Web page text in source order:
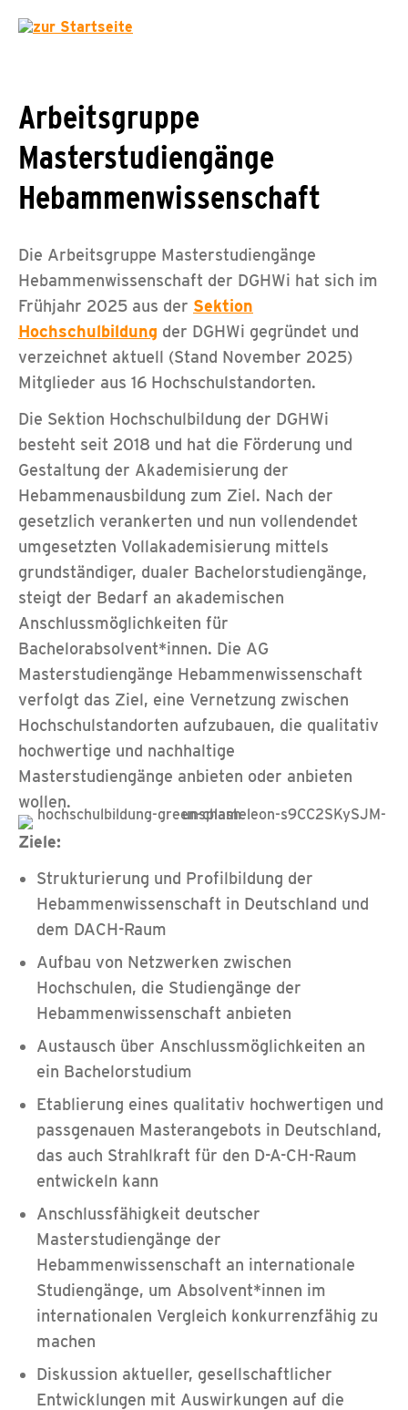
Arbeitsgruppe
Masterstudiengänge
Hebammenwissenschaft
Die Arbeitsgruppe Masterstudiengänge
Hebammenwissenschaft der DGHWi hat sich im
Frühjahr 2025 aus der Sektion
Hochschulbildung der DGHWi gegründet und
verzeichnet aktuell (Stand November 2025)
Mitglieder aus 16 Hochschulstandorten.
Die Sektion Hochschulbildung der DGHWi
besteht seit 2018 und hat die Förderung und
Gestaltung der Akademisierung der
Hebammenausbildung zum Ziel. Nach der
gesetzlich verankerten und nun vollendendet
umgesetzten Vollakademisierung mittels
grundständiger, dualer Bachelorstudiengänge,
steigt der Bedarf an akademischen
Anschlussmöglichkeiten für
Bachelorabsolvent*innen. Die AG
Masterstudiengänge Hebammenwissenschaft
verfolgt das Ziel, eine Vernetzung zwischen
Hochschulstandorten aufzubauen, die qualitativ
hochwertige und nachhaltige
Masterstudiengänge anbieten oder anbieten
wollen.
Ziele:
Strukturierung und Profilbildung der
Hebammenwissenschaft in Deutschland und
dem DACH-Raum
Aufbau von Netzwerken zwischen
Hochschulen, die Studiengänge der
Hebammenwissenschaft anbieten
Austausch über Anschlussmöglichkeiten an
ein Bachelorstudium
Etablierung eines qualitativ hochwertigen und
passgenauen Masterangebots in Deutschland,
das auch Strahlkraft für den D-A-CH-Raum
entwickeln kann
Anschlussfähigkeit deutscher
Masterstudiengänge der
Hebammenwissenschaft an internationale
Studiengänge, um Absolvent*innen im
internationalen Vergleich konkurrenzfähig zu
machen
Diskussion aktueller, gesellschaftlicher
Entwicklungen mit Auswirkungen auf die